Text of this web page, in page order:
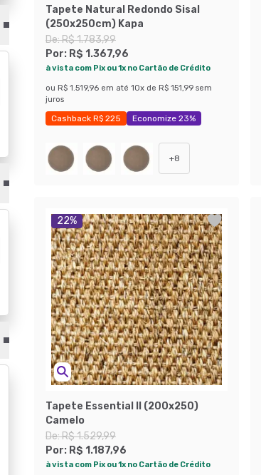
Tapete Natural Redondo Sisal
(250x250cm) Kapa
De:R$ 1.783,99
Por: R$ 1.367,96
à vista com Pix ou 1x no Cartão de Crédito
ou R$ 1.519,96 em até 10x de R$ 151,99 sem
juros
Cashback R$ 225 Economize 23%
+8
22%
Tapete Essential II (200x250)
Camelo
De:R$ 1.529,99
Por: R$ 1.187,96
à vista com Pix ou 1x no Cartão de Crédito